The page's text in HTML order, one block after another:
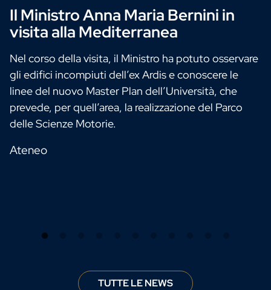
Il Ministro Anna Maria Bernini in
visita alla Mediterranea
Nel corso della visita, il Ministro ha potuto osservare
gli edifici incompiuti dell’ex Ardis e conoscere le
linee del nuovo Master Plan dell’Università, che
prevede, per quell’area, la realizzazione del Parco
delle Scienze Motorie.
Ateneo
TUTTE LE NEWS